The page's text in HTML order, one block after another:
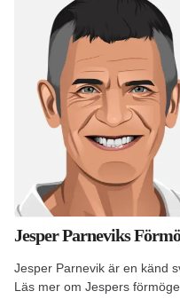
Jesper Parneviks
Jesper Parnevik är en känd
Läs mer om Jespers